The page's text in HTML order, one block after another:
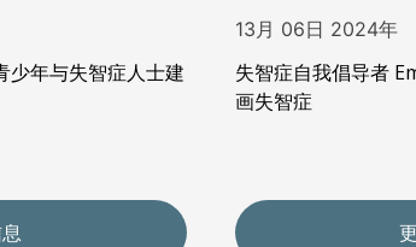
少年与失智症人士建
13月 06日 2024年
失智症自我倡导者
画失智症